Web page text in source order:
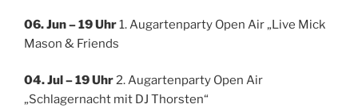
06. Jun – 19 Uhr1. Augartenparty Open Air „Live Mick
Mason & Friends
04. Jul – 19 Uhr2. Augartenparty Open Air
„Schlagernacht mit DJ Thorsten“